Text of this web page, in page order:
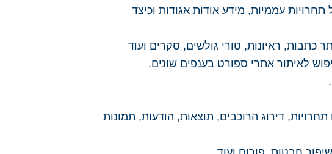
תחרויות עממיות, מידע אודות אגודות וכיצד
ראיונות, טורי גולשים, סקרים ועוד
לאיתור אתרי ספורט בענפים שונים.
דירוג הרוכבים, תוצאות, הודעות, תמונות